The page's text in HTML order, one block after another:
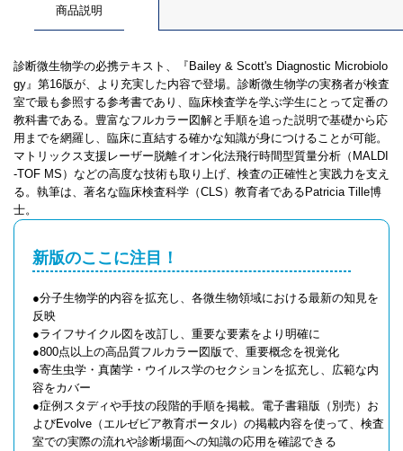
商品説明
診断微生物学の必携テキスト、『Bailey & Scott's Diagnostic Microbiolo
gy』第16版が、より充実した内容で登場。診断微生物学の実務者が検査
室で最も参照する参考書であり、臨床検査学を学ぶ学生にとって定番の
教科書である。豊富なフルカラー図解と手順を追った説明で基礎から応
用までを網羅し、臨床に直結する確かな知識が身につけることが可能。
マトリックス支援レーザー脱離イオン化法飛行時間型質量分析（MALDI
-TOF MS）などの高度な技術も取り上げ、検査の正確性と実践力を支え
る。執筆は、著名な臨床検査科学（CLS）教育者であるPatricia Tille博
士。
新版のここに注目！
●分子生物学的内容を拡充し、各微生物領域における最新の知見を
反映
●ライフサイクル図を改訂し、重要な要素をより明確に
●800点以上の高品質フルカラー図版で、重要概念を視覚化
●寄生虫学・真菌学・ウイルス学のセクションを拡充し、広範な内
容をカバー
●症例スタディや手技の段階的手順を掲載。電子書籍版（別売）お
よびEvolve（エルゼビア教育ポータル）の掲載内容を使って、検査
室での実際の流れや診断場面への知識の応用を確認できる